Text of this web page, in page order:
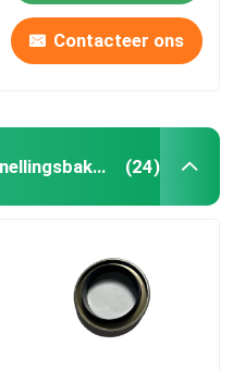
Contacteer ons
De Verbinding van de versnellingsbakolie (24)